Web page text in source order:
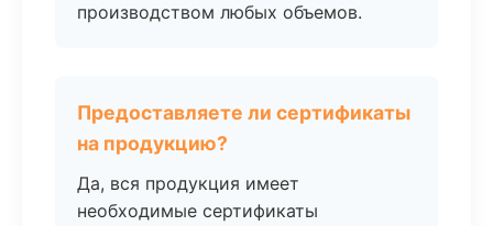
производством любых объемов.
Предоставляете ли сертификаты
на продукцию?
Да, вся продукция имеет
необходимые сертификаты